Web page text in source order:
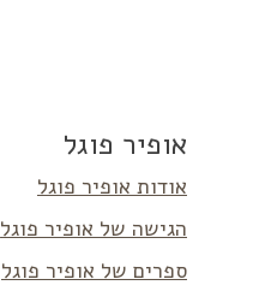
אופיר פוגל
אודות אופיר פוגל
הגישה של אופיר פוגל
ספרים של אופיר פוגל